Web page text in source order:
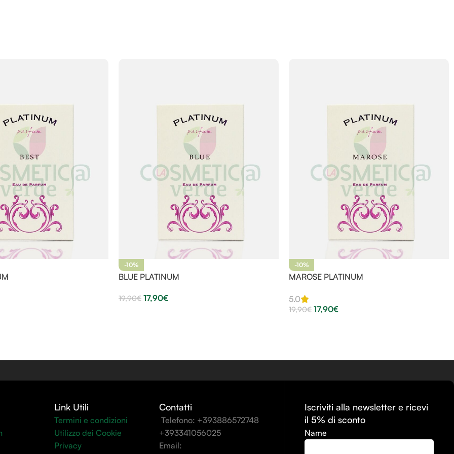
-10%
BLUE PLATINUM
19,90€ 17,90€
-10%
MAROSE PLATINUM
5.0
19,90€ 17,90€
Link Utili
Termini e condizioni
Utilizzo dei Cookie
Privacy
Contatti
Telefono: +393886572748
+393341056025
Email:
Iscriviti alla newsletter e ricevi
il 5% di sconto
Name